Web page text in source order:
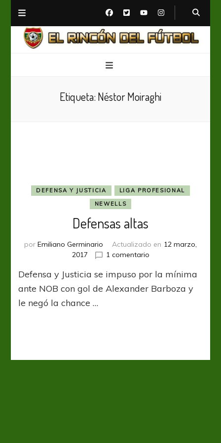
Etiqueta: Néstor Moiraghi
DEFENSA Y JUSTICIA
LIGA PROFESIONAL
NEWELLS
Defensas altas
por Emiliano Germinario Actualizado en 12 marzo,
2017
1 comentarioen
altas
Defensa y Justicia se impuso por la mínima
ante NOB con gol de Alexander Barboza y
le negó la chance …